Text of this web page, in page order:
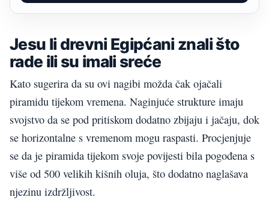
Jesu li drevni Egipćani znali što
rade ili su imali sreće
Kato sugerira da su ovi nagibi možda čak ojačali
piramidu tijekom vremena. Naginjuće strukture imaju
svojstvo da se pod pritiskom dodatno zbijaju i jačaju, dok
se horizontalne s vremenom mogu raspasti. Procjenjuje
se da je piramida tijekom svoje povijesti bila pogođena s
više od 500 velikih kišnih oluja, što dodatno naglašava
njezinu izdržljivost.